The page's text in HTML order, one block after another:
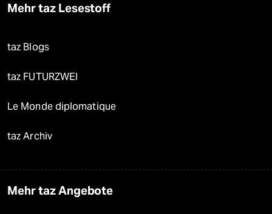
Mehr taz Lesestoff
taz Blogs
taz FUTURZWEI
Le Monde diplomatique
taz Archiv
Mehr taz Angebote